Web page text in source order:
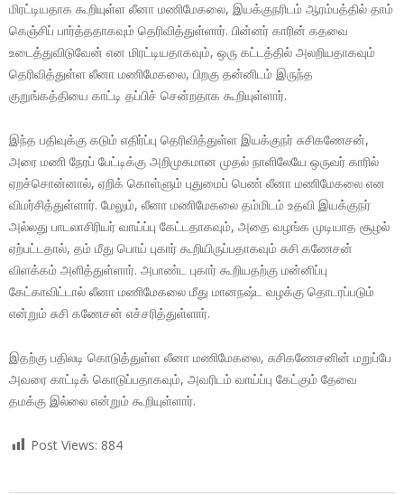
மிரட்டியதாக கூறியுள்ள லீனா மணிமேகலை, இயக்குநரிடம் ஆரம்பத்தில் தாம்
கெஞ்சிப் பார்த்ததாகவும் தெரிவித்துள்ளார். பின்னர் காரின் கதவை
உடைத்துவிடுவேன் என மிரட்டியதாகவும், ஒரு கட்டத்தில் அலறியதாகவும்
தெரிவித்துள்ள லீனா மணிமேகலை, பிறகு தன்னிடம் இருந்த
குறுங்கத்தியை காட்டி தப்பிச் சென்றதாக கூறியுள்ளார்.
இந்த பதிவுக்கு கடும் எதிர்ப்பு தெரிவித்துள்ள இயக்குநர் சுசிகணேசன்,
அரை மணி நேரப் பேட்டிக்கு அறிமுகமான முதல் நாளிலேயே ஒருவர் காரில்
ஏறச்சொன்னால், ஏறிக் கொள்ளும் புதுமைப் பெண் லீனா மணிமேகலை என
விமர்சித்துள்ளார். மேலும், லீனா மணிமேகலை தம்மிடம் உதவி இயக்குநர்
அல்லது பாடலாசிரியர் வாய்ப்பு கேட்டதாகவும், அதை வழங்க முடியாத சூழல்
ஏற்பட்டதால், தம் மீது பொய் புகார் கூறியிருப்பதாகவும் சுசி கணேசன்
விளக்கம் அளித்துள்ளார். அபாண்ட புகார் கூறியதற்கு மன்னிப்பு
கேட்காவிட்டால் லீனா மணிமேகலை மீது மானநஷ்ட வழக்கு தொடரப்படும்
என்றும் சுசி கணேசன் எச்சரித்துள்ளார்.
இதற்கு பதிலடி கொடுத்துள்ள லீனா மணிமேகலை, சுசிகணேசனின் மறுப்பே
அவரை காட்டிக் கொடுப்பதாகவும், அவரிடம் வாய்ப்பு கேட்கும் தேவை
தமக்கு இல்லை என்றும் கூறியுள்ளார்.
Post Views: 884